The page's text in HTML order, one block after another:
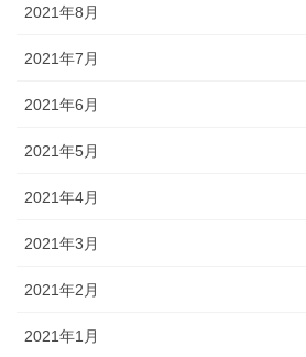
2021年8月
2021年7月
2021年6月
2021年5月
2021年4月
2021年3月
2021年2月
2021年1月